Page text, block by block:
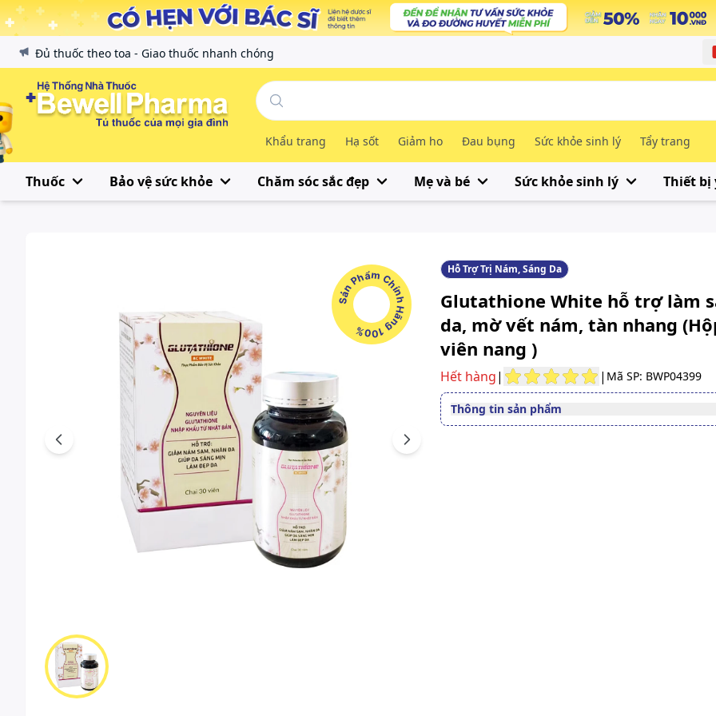
Đủ thuốc theo toa - Giao thuốc nhanh chóng
Khẩu trang Hạ sốt Giảm ho Đau bụng Sức khỏe sinh lý Tẩy trang
Thuốc Bảo vệ sức khỏe Chăm sóc sắc đẹp Mẹ và bé Sức khỏe sinh lý Thiết bị
Sản Phẩm Chính Hãng 100%
Previous Next
Hỗ Trợ Trị Nám, Sáng Da
Glutathione White hỗ trợ làm
da, mờ vết nám, tàn nhang
viên nang )
Hết hàng| | Mã SP: BWP04399
Thông tin sản phẩm